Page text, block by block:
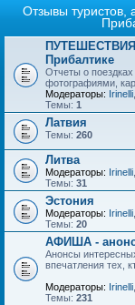
Отзывы туристов,
Прибалтике
Отчеты о
фотографиями,
Модераторы: Irinelli
Темы: 1
Латвия
Темы: 260
Литва
Модераторы: Irinelli
Темы: 31
Эстония
Модераторы: Irinelli
Темы: 20
АФИША -
Анонсы
впечатления тех,
Модераторы: Irinelli
Темы: 231